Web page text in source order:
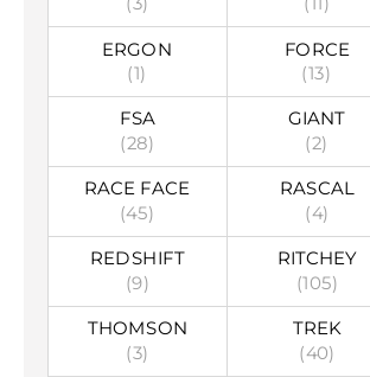
ERGON
(1)
FORCE
(13)
FSA
(28)
GIANT
(2)
RACE FACE
(45)
RASCAL
(4)
REDSHIFT
(9)
RITCHEY
(105)
THOMSON
(3)
TREK
(40)